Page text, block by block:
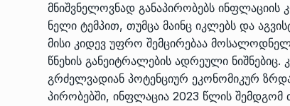
მნიშვნელოვნად განაპირობებს
ნელი ტემპით, თუმცა მაინც იკლებს და
მისი კიდევ უფრო შემცირებაა
წნეხის განეიტრალების ადრეული
გრძელვადიან პოტენციურ ეკონომიკურ
პირობებში, ინფლაცია 2023 წლის შემდგომ
10
თბილისის
სახელობის
ბალეტის…
ᲙᲣᲚᲢᲣᲠᲐ 13/05/